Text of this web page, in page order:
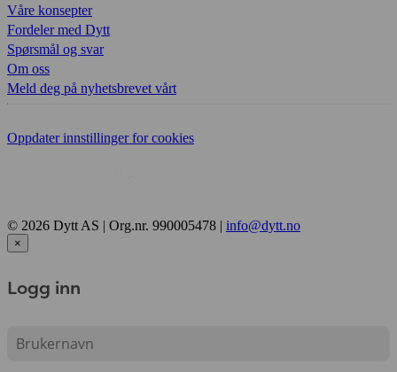
Våre konsepter
Fordeler med Dytt
Spørsmål og svar
Om oss
Meld deg på nyhetsbrevet vårt
Oppdater innstillinger for cookies
© 2026 Dytt AS | Org.nr. 990005478 | info@dytt.no
×
Logg inn